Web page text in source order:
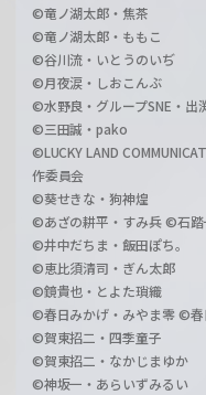
©竜ノ湖太郎・焦茶
©竜ノ湖太郎・ももこ
©谷川流・いとうのいぢ
©月夜涙・しおこんぶ
©水野良・グループSNE・出
©三田誠・pako
©LUCKY LAND
作委員会
©葵せきな・狗神煌
©あざの耕平・すみ兵 ©石踏
©井中だちま・飯田ぽち。
©恵比須清司・ぎん太郎
©鏡貴也・とよた瑣織
©春日みかげ・みやま零 ©春
©賀東招二・四季童子
©賀東招二・なかじまゆか
©神坂一・あらいずみるい